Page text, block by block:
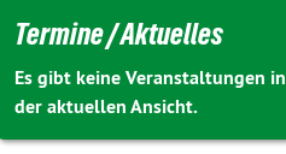
Termine / Aktuelles
Es gibt keine Veranstaltungen in
der aktuellen Ansicht.